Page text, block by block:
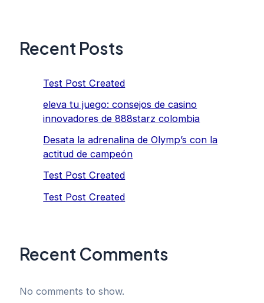
Recent Posts
Test Post Created
eleva tu juego: consejos de casino
innovadores de 888starz colombia
Desata la adrenalina de Olymp’s con la
actitud de campeón
Test Post Created
Test Post Created
Recent Comments
No comments to show.